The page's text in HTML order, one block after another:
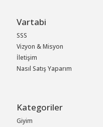
Vartabi
SSS
Vizyon & Misyon
İletişim
Nasıl Satış Yaparım
Kategoriler
Giyim